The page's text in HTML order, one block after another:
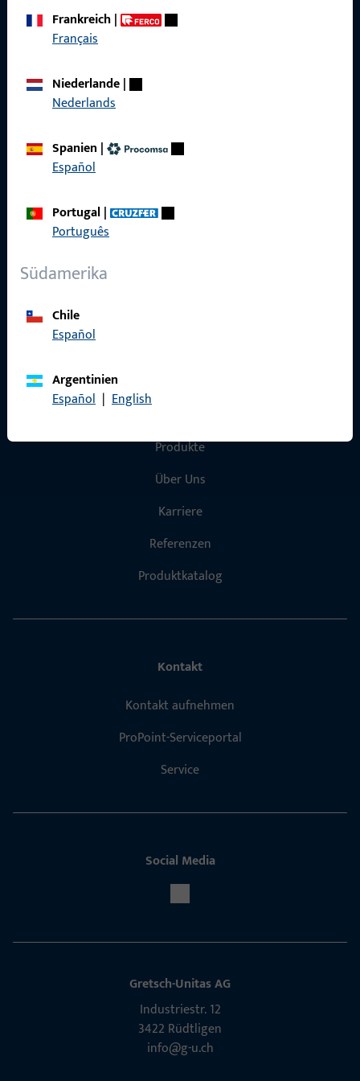
zuverlässig.Frankreich|
Français
Niederlande|
Nederlands
Spanien |
Español
Portugal|
Português
Südamerika
Chile
Español
Argentinien
Español | English
Allgemeines
Schnelleinstieg
Produkte
Über Uns
Karriere
Referenzen
Produktkatalog
Kontakt
Kontakt aufnehmen
ProPoint-Serviceportal
Service
Social Media
Gretsch-Unitas AG
Indu­s­triestr. 12
3422 Rüdt­ligen
info@g-u.ch